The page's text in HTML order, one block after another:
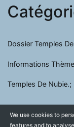
Dossier Temples
Informations
Temples De
We use cookies to
features and to